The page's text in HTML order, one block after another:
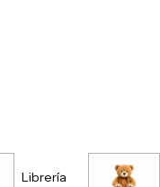
Librería